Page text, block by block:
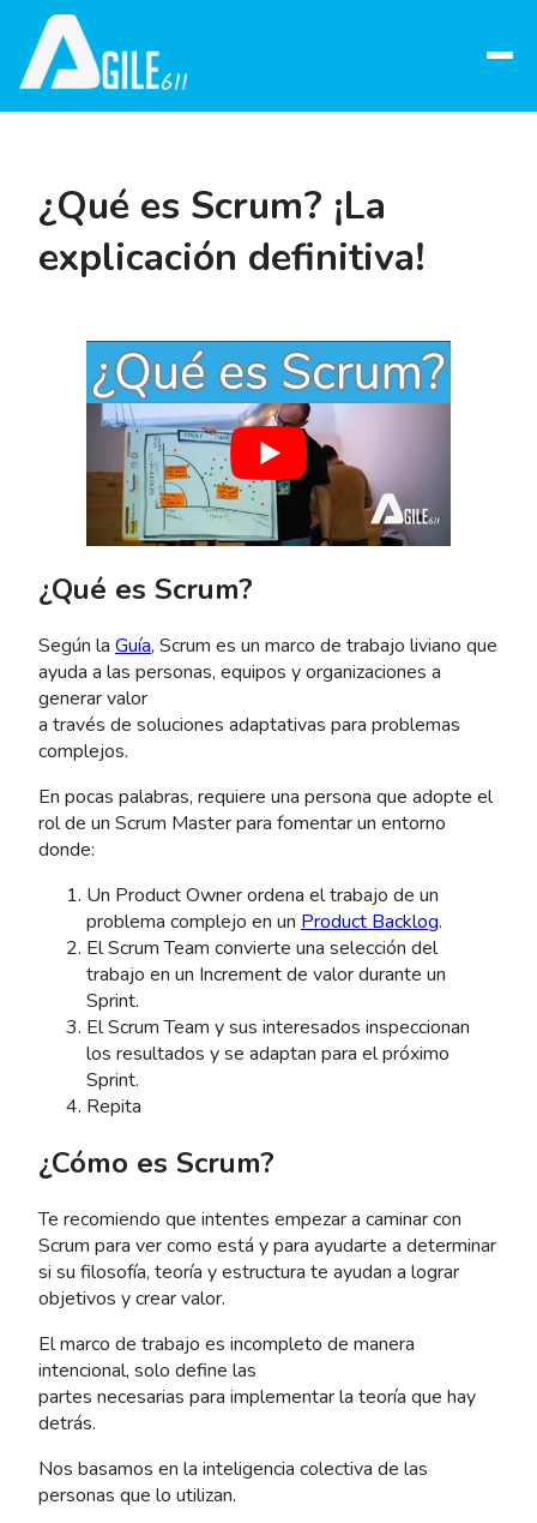
Abrir
¿Qué es Scrum? ¡La
explicación definitiva!
¿Qué es Scrum?
Según la Guía, Scrum es un marco de trabajo liviano que
ayuda a las personas, equipos y organizaciones a
generar valor
a través de soluciones adaptativas para problemas
complejos.
En pocas palabras, requiere una persona que adopte el
rol de un Scrum Master para fomentar un entorno
donde:
Un Product Owner ordena el trabajo de un
problema complejo en un Product Backlog.
El Scrum Team convierte una selección del
trabajo en un Increment de valor durante un
Sprint.
El Scrum Team y sus interesados inspeccionan
los resultados y se adaptan para el próximo
Sprint.
Repita
¿Cómo es Scrum?
Te recomiendo que intentes empezar a caminar con
Scrum para ver como está y para ayudarte a determinar
si su filosofía, teoría y estructura te ayudan a lograr
objetivos y crear valor.
El marco de trabajo es incompleto de manera
intencional, solo define las
partes necesarias para implementar la teoría que hay
detrás.
Nos basamos en la inteligencia colectiva de las
personas que lo utilizan.